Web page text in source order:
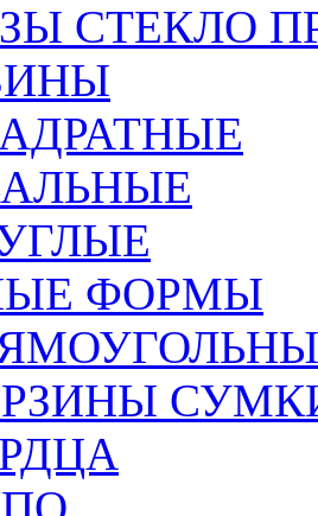
СТЕКЛО
ФОРМЫ